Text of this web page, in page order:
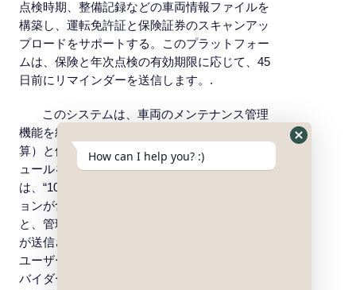
点検時期、整備記録などの車両情報ファイルを
構築し、運転免許証と保険証券のスキャンアッ
プロードをサポートする。このプラットフォー
ムは、保険と年次点検の有効期限に応じて、45
日前にリマインダーを送信します。.
このシステムは、車両のメンテナンス管理
機能を統合し、走行距離（GPSトラッカーで計
算）と使用期間に基づいてメンテナンススケジ
ュールを自動的に作成します。スケジュールに
は、“10,000km毎 ”や “毎月点検 ”などのオプシ
ョンが含まれます。スケジュールが作成される
と、管理者とドライバーの両方にリマインダー
が送信されます。メンテナンスタスク完了後、
ユーザーはサービス項目、費用、サービスプロ
バイダーなどの詳細を入力し、包括的なメンテ
How can I help you? :)